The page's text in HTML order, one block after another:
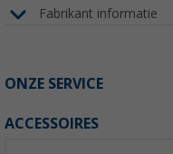
Fabrikant informatie
ONZE SERVICE
ACCESSOIRES